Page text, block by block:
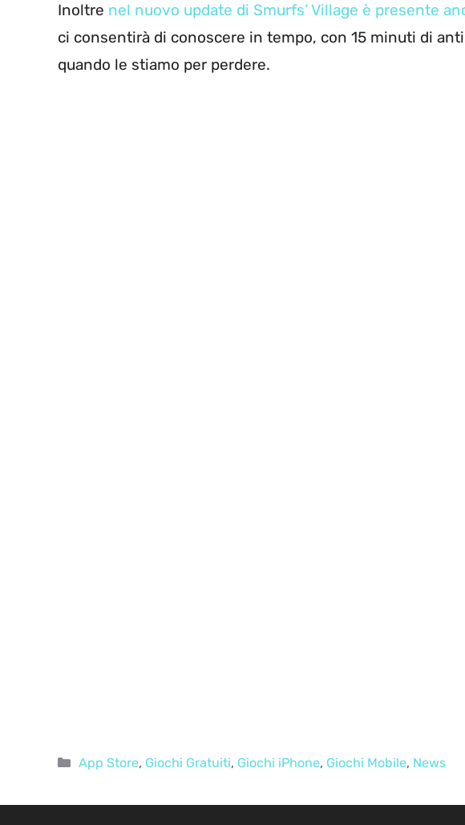
Inoltre nel nuovo update di Smurfs’ Village è presente
ci consentirà di conoscere in tempo, con 15 minuti di
quando le stiamo per perdere.
Categorie
App Store, Giochi Gratuiti, Giochi iPhone, Giochi Mobile, News